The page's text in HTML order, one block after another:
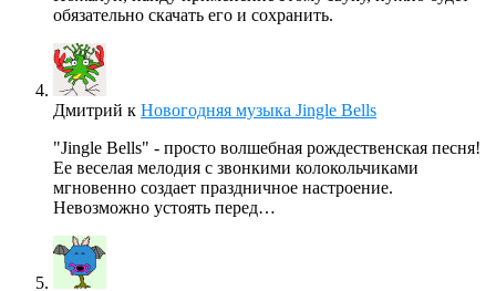
обязательно скачать его и сохранить.
Дмитрий к Новогодняя музыка Jingle Bells
"Jingle Bells" - просто волшебная рождественская песня!
Ее веселая мелодия с звонкими колокольчиками
мгновенно создает праздничное настроение.
Невозможно устоять перед…